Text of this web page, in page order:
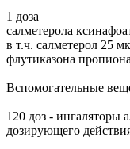
1 доза
салметерола
в т.ч. салметерол 25
флутиказона
Вспомогательные
120 доз - ингаляторы
дозирующего